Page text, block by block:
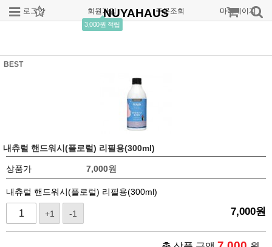
로그인 회원가입
3,000원 적립
주문조회 마이페이지
NUYAHAUS
BEST
내츄럴 핸드워시(플로럴) 리필용(300ml)
상품가 7,000원
내츄럴 핸드워시(플로럴) 리필용(300ml)
+1 -1 7,000원